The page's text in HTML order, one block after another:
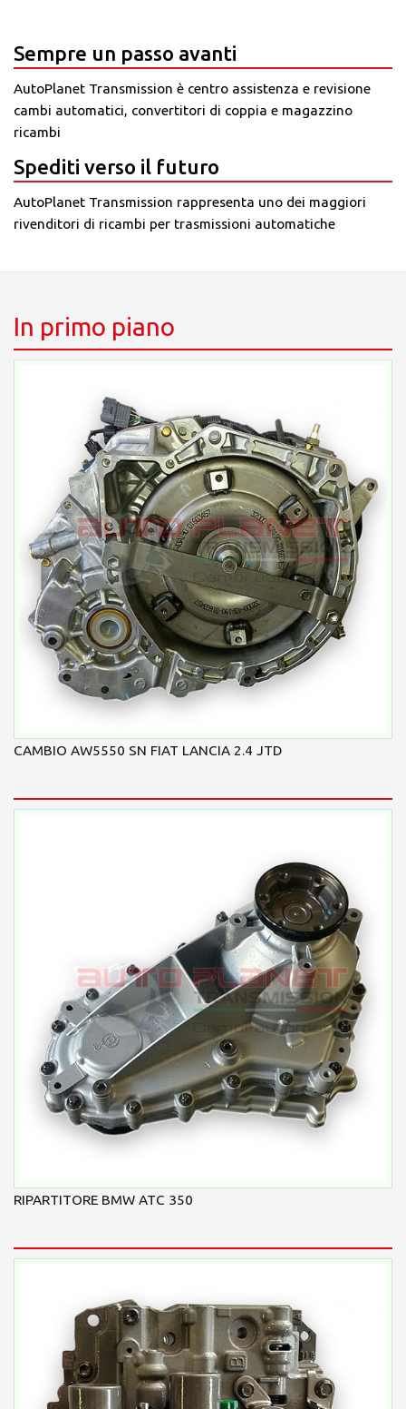
Sempre un passo avanti
AutoPlanet Transmission è centro assistenza e revisione
cambi automatici, convertitori di coppia e magazzino
ricambi
Spediti verso il futuro
AutoPlanet Transmission rappresenta uno dei maggiori
rivenditori di ricambi per trasmissioni automatiche
In primo piano
CAMBIO AW5550 SN FIAT LANCIA 2.4 JTD
RIPARTITORE BMW ATC 350